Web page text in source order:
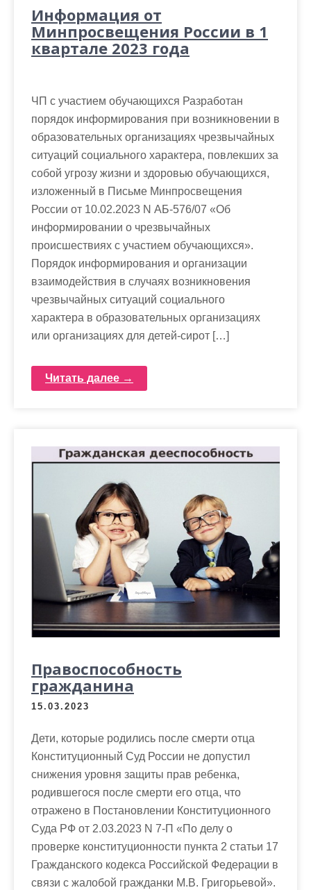
Информация от
Минпросвещения России в 1
квартале 2023 года
ЧП с участием обучающихся Разработан
порядок информирования при возникновении в
образовательных организациях чрезвычайных
ситуаций социального характера, повлекших за
собой угрозу жизни и здоровью обучающихся,
изложенный в Письме Минпросвещения
России от 10.02.2023 N АБ-576/07 «Об
информировании о чрезвычайных
происшествиях с участием обучающихся».
Порядок информирования и организации
взаимодействия в случаях возникновения
чрезвычайных ситуаций социального
характера в образовательных организациях
или организациях для детей-сирот […]
Читать далее →
Правоспособность
гражданина
15.03.2023
Дети, которые родились после смерти отца
Конституционный Суд России не допустил
снижения уровня защиты прав ребенка,
родившегося после смерти его отца, что
отражено в Постановлении Конституционного
Суда РФ от 2.03.2023 N 7-П «По делу о
проверке конституционности пункта 2 статьи 17
Гражданского кодекса Российской Федерации в
связи с жалобой гражданки М.В. Григорьевой».